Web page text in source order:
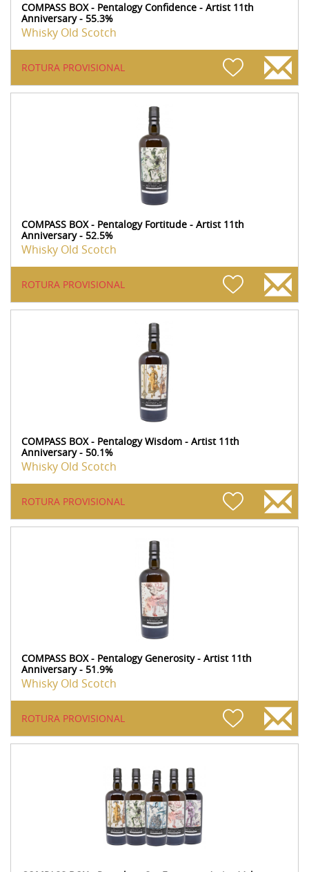
COMPASS BOX - Pentalogy Confidence - Artist 11th
Anniversary - 55.3%
Whisky Old Scotch
ROTURA PROVISIONAL
COMPASS BOX - Pentalogy Fortitude - Artist 11th
Anniversary - 52.5%
Whisky Old Scotch
ROTURA PROVISIONAL
COMPASS BOX - Pentalogy Wisdom - Artist 11th
Anniversary - 50.1%
Whisky Old Scotch
ROTURA PROVISIONAL
COMPASS BOX - Pentalogy Generosity - Artist 11th
Anniversary - 51.9%
Whisky Old Scotch
ROTURA PROVISIONAL